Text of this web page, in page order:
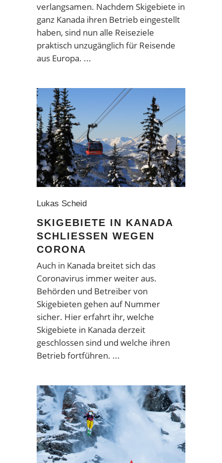
verlangsamen. Nachdem Skigebiete in
ganz Kanada ihren Betrieb eingestellt
haben, sind nun alle Reiseziele
praktisch unzugänglich für Reisende
aus Europa.
Lukas Scheid
SKIGEBIETE IN KANADA
SCHLIESSEN WEGEN C
ORONA
Auch in Kanada breitet sich das
Coronavirus immer weiter aus.
Behörden und Betreiber von
Skigebieten gehen auf Nummer
sicher. Hier erfahrt ihr, welche
Skigebiete in Kanada derzeit
geschlossen sind und welche ihren
Betrieb fortführen.